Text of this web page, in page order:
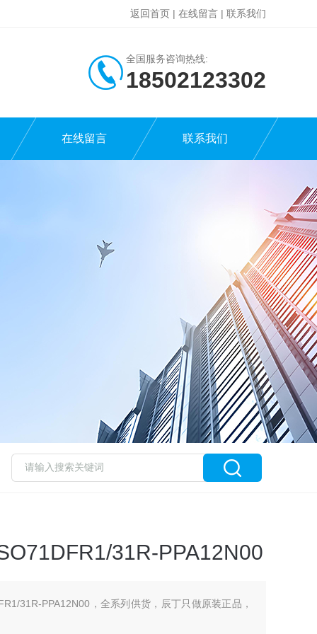
返回首页 | 在线留言 | 联系我们
全国服务咨询热线:
18502123302
在线留言 联系我们
31R-PPA12N00
31R-PPA12N00，全系列供货，辰丁只做原装正品，